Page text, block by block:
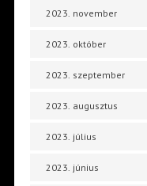
2023. november
2023. október
2023. szeptember
2023. augusztus
2023. július
2023. június